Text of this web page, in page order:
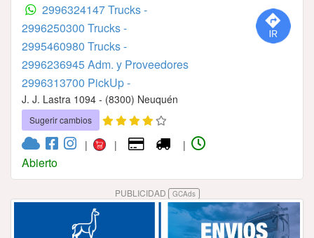
2996324147 Trucks -
2996250300 Trucks -
2995460980 Trucks -
2996236945 Adm. y Proveedores
2996313700 PickUp -
J. J. Lastra 1094 - (8300) Neuquén
Sugerir cambios
| | |
Abierto
PUBLICIDAD GCAds